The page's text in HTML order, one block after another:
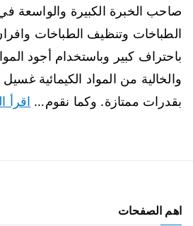
صاحب الخبرة الكبيرة والواسعة
الطباخات وتنظيف الطباخات
باحتراف كبير وباستخدام أجود
والخالية من المواد الكيمائية
بقدرات ممتازة. وكما نقوم… اقرأ
اهم الصفحات